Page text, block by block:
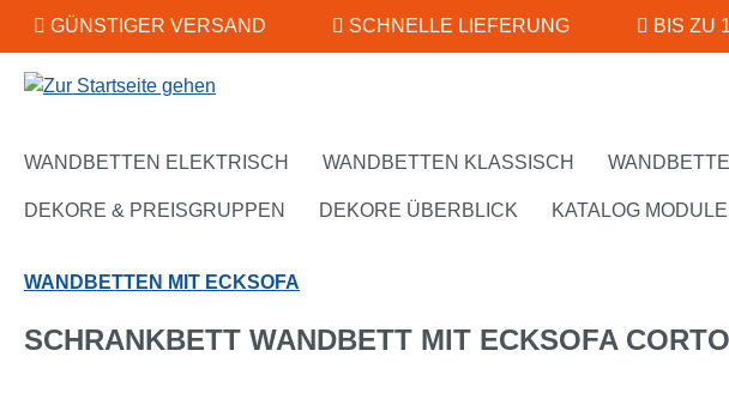
Hauptinhalt springen
Zur Suche springen
Zur Hauptnavigation springen
GÜNSTIGER VERSAND SCHNELLE LIEFERUNG BIS ZU
WANDBETTEN ELEKTRISCH WANDBETTEN KLASSISCH
DEKORE & PREISGRUPPEN DEKORE ÜBERBLICK KATALOG MODULE
WANDBETTEN MIT ECKSOFA
SCHRANKBETT WANDBETT MIT ECKSOFA